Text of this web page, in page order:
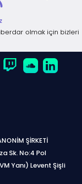
olmak için bizleri
ŞİRKETİ
Sk. No:4 Pol
Yanı) Levent Şişli